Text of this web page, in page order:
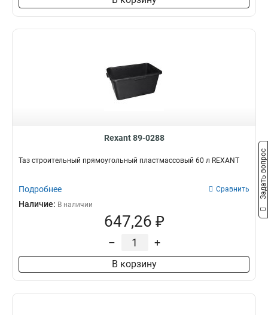
Rexant 89-0288
Таз строительный прямоугольный пластмассовый 60 л REXANT
Подробнее Сравнить
Наличие: В наличии
647,26 ₽
– +
В корзину
Задать вопрос